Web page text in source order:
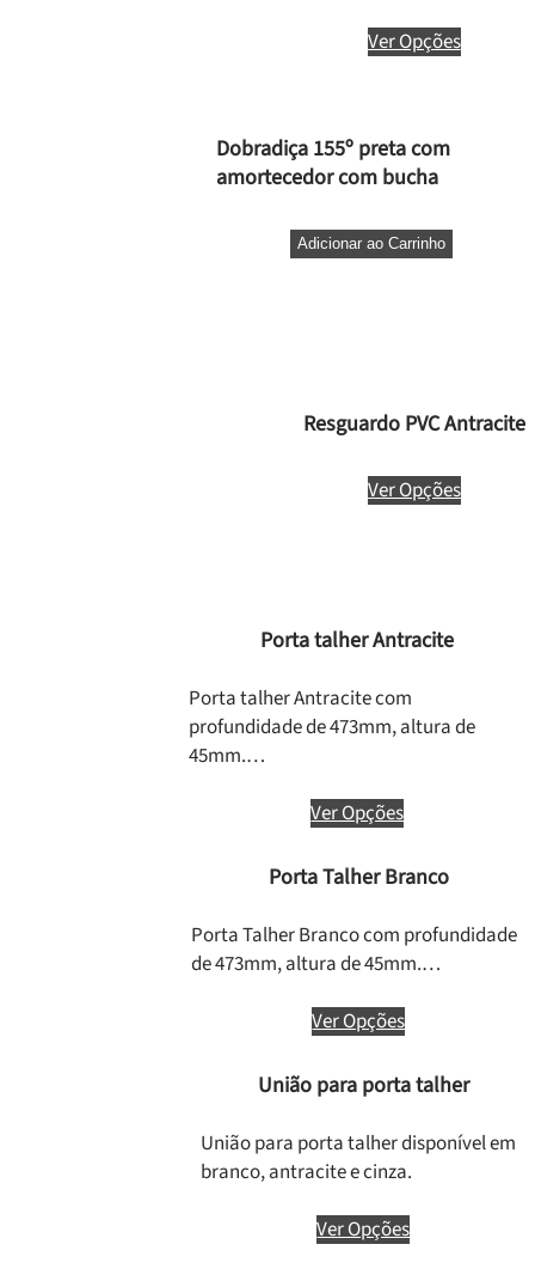
Ver Opções
Dobradiça 155º preta com
amortecedor com bucha
Adicionar ao Carrinho
Resguardo PVC Antracite
Ver Opções
Porta talher Antracite
Porta talher Antracite com
profundidade de 473mm, altura de
45mm.…
Ver Opções
Porta Talher Branco
Porta Talher Branco com profundidade
de 473mm, altura de 45mm.…
Ver Opções
União para porta talher
União para porta talher disponível em
branco, antracite e cinza.
Ver Opções